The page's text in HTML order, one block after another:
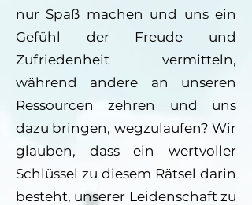
nur Spaß machen und uns ein
Gefühl der Freude und
Zufriedenheit vermitteln,
während andere an unseren
Ressourcen zehren und uns
dazu bringen, wegzulaufen? Wir
glauben, dass ein wertvoller
Schlüssel zu diesem Rätsel darin
besteht, unserer Leidenschaft zu